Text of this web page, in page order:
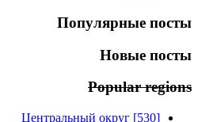
Популярные посты
Новые посты
Popular regions
Центральный округ [530]